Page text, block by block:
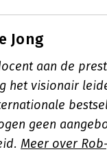
Jong
aan de
het visionair
geen
Meer over